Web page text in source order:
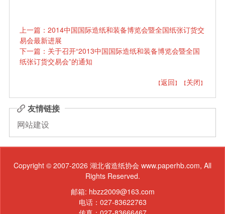
上一篇：2014中国国际造纸和装备博览会暨全国纸张订货交
易会最新进展
下一篇：关于召开“2013中国国际造纸和装备博览会暨全国
纸张订货交易会”的通知
【返回】 【关闭】
友情链接
网站建设
Copyright © 2007-2026 湖北省造纸协会 www.paperhb.com, All
Rights Reserved.
邮箱: hbzz2009@163.com
电话：027-83622763